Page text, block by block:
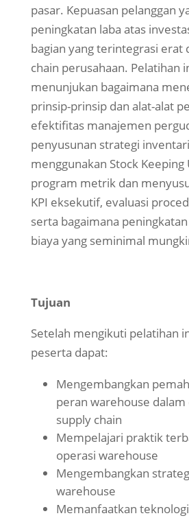
pasar. Kepuasan pelanggan
peningkatan laba atas
bagian yang terintegrasi erat
chain perusahaan. Pelatihan
menunjukan bagaimana
prinsip-prinsip dan alat-alat
efektifitas manajemen
penyusunan strategi
menggunakan Stock Keeping
program metrik dan
KPI eksekutif, evaluasi
serta bagaimana
biaya yang seminimal
Tujuan
Setelah mengikuti pelatihan
peserta dapat:
Mengembangkan
peran warehouse
supply chain
Mempelajari praktik
operasi warehouse
Mengembangkan
warehouse
Memanfaatkan